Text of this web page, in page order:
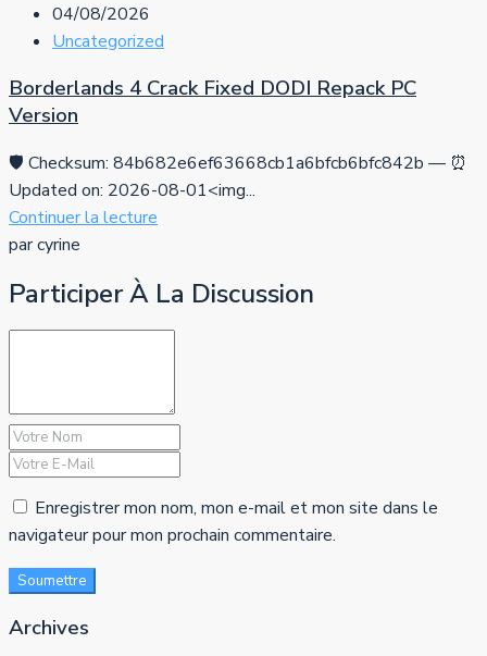
04/08/2026
Uncategorized
Borderlands 4 Crack Fixed DODI Repack PC
Version
🛡️ Checksum: 84b682e6ef63668cb1a6bfcb6bfc842b — ⏰
Updated on: 2026-08-01<img...
Continuer la lecture
par cyrine
Participer À La Discussion
Enregistrer mon nom, mon e-mail et mon site dans le
navigateur pour mon prochain commentaire.
Soumettre
Archives